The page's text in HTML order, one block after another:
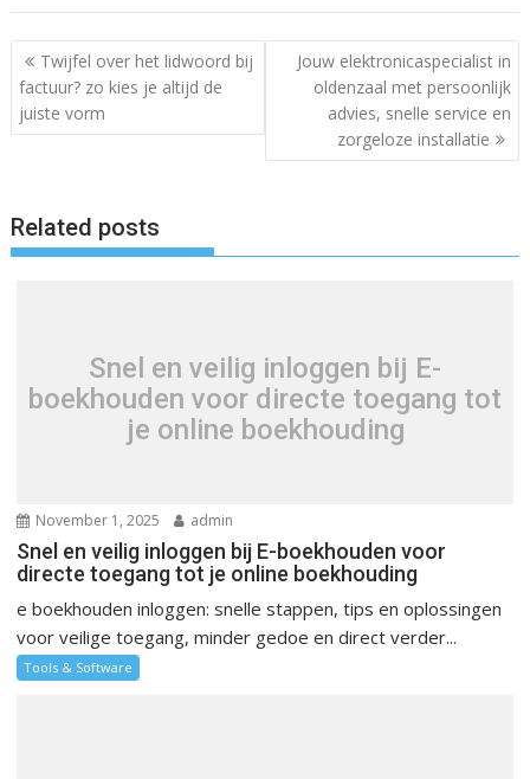
Post
navigation
Twijfel over het lidwoord bij
factuur? zo kies je altijd de
juiste vorm
Jouw elektronicaspecialist in
oldenzaal met persoonlijk
advies, snelle service en
zorgeloze installatie
Related posts
Snel en veilig inloggen bij E-
boekhouden voor directe toegang tot
je online boekhouding
November 1, 2025 admin
Snel en veilig inloggen bij E-boekhouden voor
directe toegang tot je online boekhouding
e boekhouden inloggen: snelle stappen, tips en oplossingen
voor veilige toegang, minder gedoe en direct verder...
Tools & Software